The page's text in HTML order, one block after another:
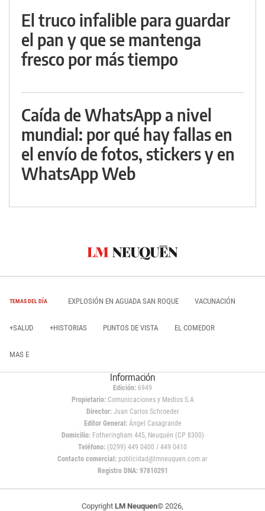
El truco infalible para guardar
el pan y que se mantenga
fresco por más tiempo
Caída de WhatsApp a nivel
mundial: por qué hay fallas en
el envío de fotos, stickers y en
WhatsApp Web
TEMAS DEL DÍA EXPLOSIÓN EN AGUADA SAN ROQUE VACUNACIÓN
+SALUD +HISTORIAS PUNTOS DE VISTA EL COMEDOR
MAS E
Información
Edición: 6949
Propietario:Comunicaciones y Medios S.A
Director: Juan Carlos Schroeder
Editor General:Ángel Casagrande
Domicilio:Fotheringham 445, Neuquén (CP 8300)
Teléfono: (0299) 449 0400 / 449 0410
Contacto comercial: publicidad@lmneuquen.com.ar
Registro DNA: 97810291
Copyright LM Neuquen© 2026,